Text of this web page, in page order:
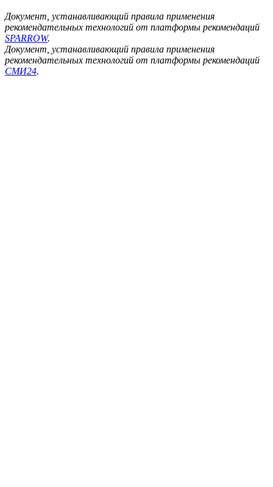
Документ, устанавливающий правила применения
рекомендательных технологий от платформы рекомендаций
SPARROW.
Документ, устанавливающий правила применения
рекомендательных технологий от платформы рекомендаций
СМИ24.